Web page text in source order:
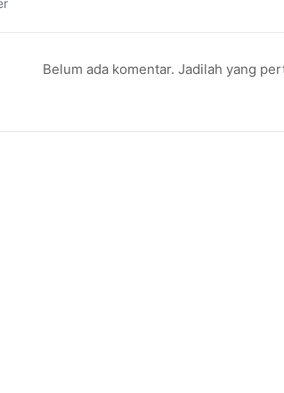
Belum ada komentar. Jadilah yang